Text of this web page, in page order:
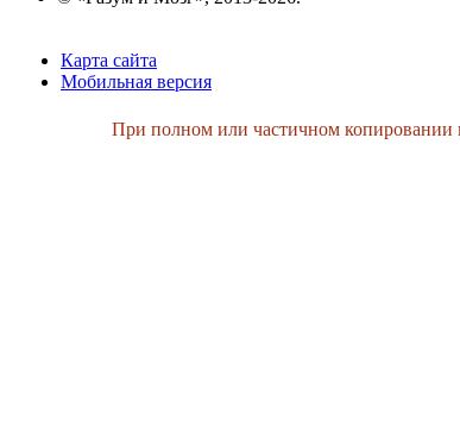
Карта сайта
Мобильная версия
При полном или частичном копировании